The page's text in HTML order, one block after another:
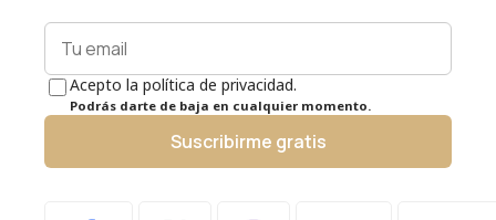
Acepto la política de privacidad.
Podrás darte de baja en cualquier momento.
Suscribirme gratis